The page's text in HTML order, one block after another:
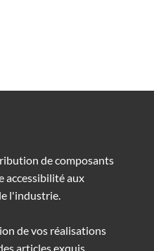
de composants
accessibilité aux
l'industrie.
de vos réalisations
articles exquis